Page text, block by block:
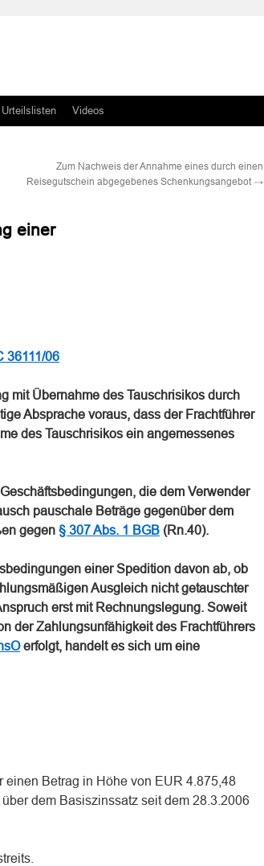
Urteilslisten Videos
Zum Nachweis der Annahme eines durch einen
Reisegutschein abgegebenes Schenkungsangebot →
einer
36111/06
mit Übernahme des Tauschrisikos durch
Absprache voraus, dass der Frachtführer
des Tauschrisikos ein angemessenes
die dem Verwender
pauschale Beträge gegenüber dem
gegen § 307 Abs. 1 BGB (Rn.40).
einer Spedition davon ab, ob
Ausgleich nicht getauschter
erst mit Rechnungslegung. Soweit
der Zahlungsunfähigkeit des Frachtführers
erfolgt, handelt es sich um eine
Betrag in Höhe von EUR 4.875,48
dem Basiszinssatz seit dem 28.3.2006